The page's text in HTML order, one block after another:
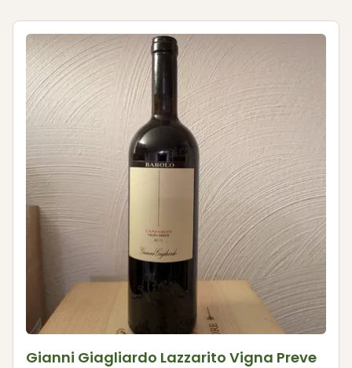
Gianni Giagliardo Lazzarito Vigna Preve